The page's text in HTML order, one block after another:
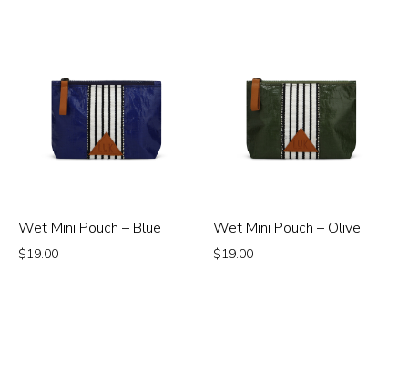
Wet Mini Pouch – Blue
$19.00
Wet Mini Pouch – Olive
$19.00